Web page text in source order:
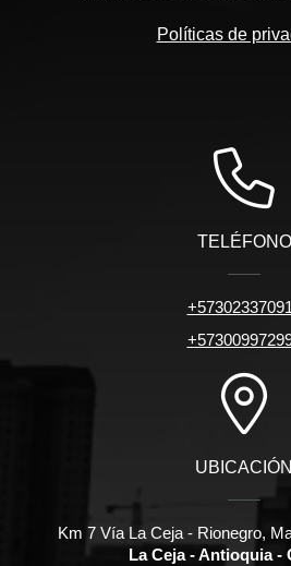
Políticas de
TELÉFONO
UBICACIÓN
Km 7 Vía La Ceja - Rionegro,
La Ceja - Antioquia -